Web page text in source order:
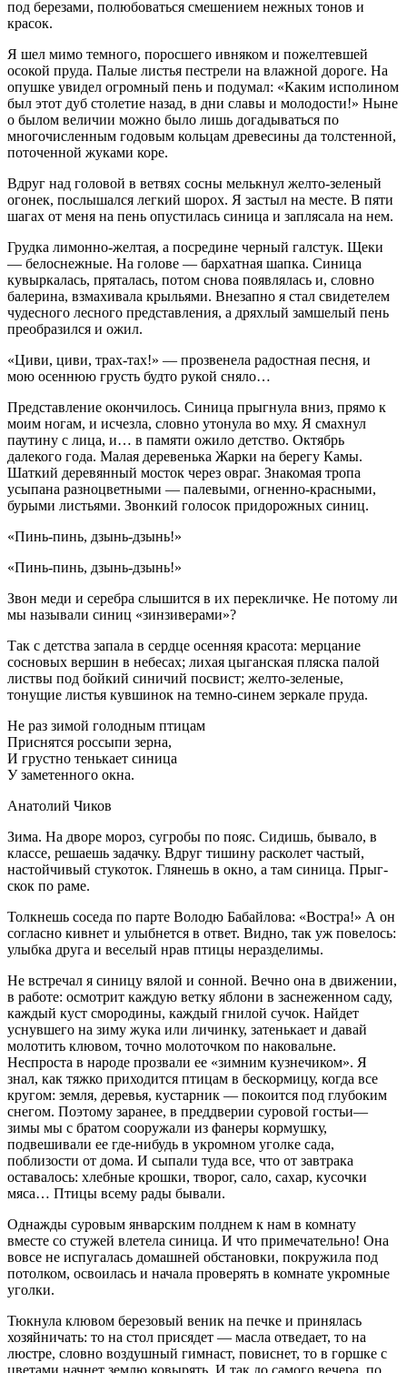
под березами, полюбоваться смешением нежных тонов и
красок.
Я шел мимо темного, поросшего ивняком и пожелтевшей
осокой пруда. Палые листья пестрели на влажной дороге. На
опушке увидел огромный пень и подумал: «Каким исполином
был этот дуб столетие назад, в дни славы и молодости!» Ныне
о былом величии можно было лишь догадываться по
многочисленным годовым кольцам древесины да толстенной,
поточенной жуками коре.
Вдруг над головой в ветвях сосны мелькнул желто-зеленый
огонек, послышался легкий шорох. Я застыл на месте. В пяти
шагах от меня на пень опустилась синица и заплясала на нем.
Грудка лимонно-желтая, а посредине черный галстук. Щеки
— белоснежные. На голове — бархатная шапка. Синица
кувыркалась, пряталась, потом снова появлялась и, словно
балерина, взмахивала крыльями. Внезапно я стал свидетелем
чудесного лесного представления, а дряхлый замшелый пень
преобразился и ожил.
«Циви, циви, трах-тах!» — прозвенела радостная песня, и
мою осеннюю грусть будто рукой сняло…
Представление окончилось. Синица прыгнула вниз, прямо к
моим ногам, и исчезла, словно утонула во мху. Я смахнул
паутину с лица, и… в памяти ожило детство. Октябрь
далекого года. Малая деревенька Жарки на берегу Камы.
Шаткий деревянный мосток через овраг. Знакомая тропа
усыпана разноцветными — палевыми, огненно-красными,
бурыми листьями. Звонкий голосок придорожных синиц.
«Пинь-пинь, дзынь-дзынь!»
«Пинь-пинь, дзынь-дзынь!»
Звон меди и серебра слышится в их перекличке. Не потому ли
мы называли синиц «зинзиверами»?
Так с детства запала в сердце осенняя красота: мерцание
сосновых вершин в небесах; лихая цыганская пляска палой
листвы под бойкий синичий посвист; желто-зеленые,
тонущие листья кувшинок на темно-синем зеркале пруда.
Не раз зимой голодным птицам
Приснятся россыпи зерна,
И грустно тенькает синица
У заметенного окна.
Анатолий Чиков
Зима. На дворе мороз, сугробы по пояс. Сидишь, бывало, в
классе, решаешь задачку. Вдруг тишину расколет частый,
настойчивый стукоток. Глянешь в окно, а там синица. Прыг-
скок по раме.
Толкнешь соседа по парте Володю Бабайлова: «Востра!» А он
согласно кивнет и улыбнется в ответ. Видно, так уж повелось:
улыбка друга и веселый нрав птицы неразделимы.
Не встречал я синицу вялой и сонной. Вечно она в движении,
в работе: осмотрит каждую ветку яблони в заснеженном саду,
каждый куст смородины, каждый гнилой сучок. Найдет
уснувшего на зиму жука или личинку, затенькает и давай
молотить клювом, точно молоточком по наковальне.
Неспроста в народе прозвали ее «зимним кузнечиком». Я
знал, как тяжко приходится птицам в бескормицу, когда все
кругом: земля, деревья, кустарник — покоится под глубоким
снегом. Поэтому заранее, в преддверии суровой гостьи—
зимы мы с братом сооружали из фанеры кормушку,
подвешивали ее где-нибудь в укромном уголке сада,
поблизости от дома. И сыпали туда все, что от завтрака
оставалось: хлебные крошки, творог, сало, сахар, кусочки
мяса… Птицы всему рады бывали.
Однажды суровым январским полднем к нам в комнату
вместе со стужей влетела синица. И что примечательно! Она
вовсе не испугалась домашней обстановки, покружила под
потолком, освоилась и начала проверять в комнате укромные
уголки.
Тюкнула клювом березовый веник на печке и принялась
хозяйничать: то на стол присядет — масла отведает, то на
люстре, словно воздушный гимнаст, повиснет, то в горшке с
цветами начнет землю ковырять. И так до самого вечера, по